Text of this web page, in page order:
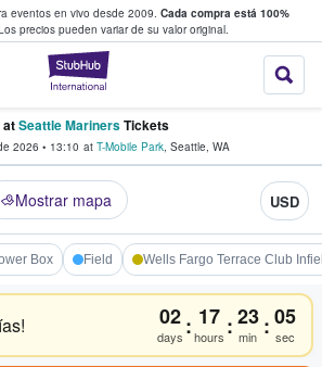
eventos en vivo desde 2009. Cada compra está 100%
precios pueden variar de su valor original.
StubHub: donde
y venden boletos
atSeattle MarinersTickets
2026 • 13:10 at T-Mobile Park, Seattle, WA
Mostrar mapa USD
Box Field Wells Fargo Terrace Club
02
days : 17
hours :23
min :05
sec